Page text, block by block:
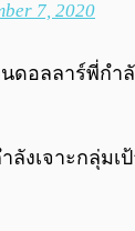
7, 2020
อลลาร์พี่กำ
ลังเจาะก